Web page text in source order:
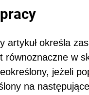
artykuł określa
równoznaczne w
jeżeli
na